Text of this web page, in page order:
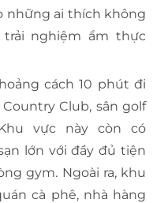
những ai thích không
nghiệm ẩm thực
cách 10 phút đi
Club, sân golf
vực này còn có
lớn với đầy đủ tiện
gym. Ngoài ra, khu
cà phê, nhà hàng